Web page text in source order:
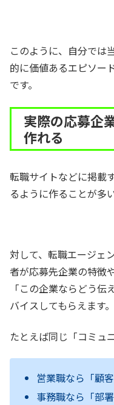
このように、自分では
的に価値あるエピソー
です。
実際の応募企
作れる
転職サイトなどに掲載
るように作ることが多
対して、転職エージェ
者が応募先企業の特徴
「この企業ならどう
バイスしてもらえます。
たとえば同じ「コミュ
営業職なら「顧
事務職なら「部